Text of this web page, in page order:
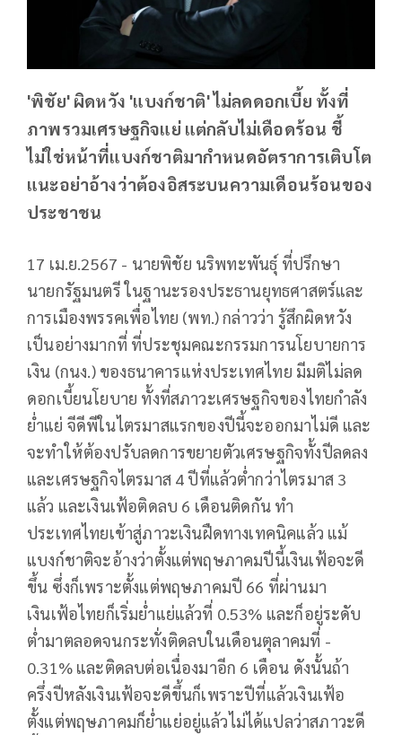
'พิชัย' ผิดหวัง 'แบงก์ชาติ' ไม่ลดดอกเบี้ย ทั้งที่
ภาพรวมเศรษฐกิจแย่ แต่กลับไม่เดือดร้อน ชี้
ไม่ใช่หน้าที่แบงก์ชาติมากำหนดอัตราการเติบโต
แนะอย่าอ้างว่าต้องอิสระบนความเดือนร้อนของ
ประชาชน
17 เม.ย.2567 - นายพิชัย นริพทะพันธุ์ ที่ปรึกษา
นายกรัฐมนตรี ในฐานะรองประธานยุทธศาสตร์และ
การเมืองพรรคเพื่อไทย (พท.) กล่าวว่า รู้สึกผิดหวัง
เป็นอย่างมากที่ ที่ประชุมคณะกรรมการนโยบายการ
เงิน (กนง.) ของธนาคารแห่งประเทศไทย มีมติไม่ลด
ดอกเบี้ยนโยบาย ทั้งที่สภาวะเศรษฐกิจของไทยกำลัง
ย่ำแย่ จีดีพีในไตรมาสแรกของปีนี้จะออกมาไม่ดี และ
จะทำให้ต้องปรับลดการขยายตัวเศรษฐกิจทั้งปีลดลง
และเศรษฐกิจไตรมาส 4 ปีที่แล้วต่ำกว่าไตรมาส 3
แล้ว และเงินเฟ้อติดลบ 6 เดือนติดกัน ทำ
ประเทศไทยเข้าสู่ภาวะเงินฝืดทางเทคนิคแล้ว แม้
แบงก์ชาติจะอ้างว่าตั้งแต่พฤษภาคมปีนี้เงินเฟ้อจะดี
ขึ้น ซึ่งก็เพราะตั้งแต่พฤษภาคมปี 66 ที่ผ่านมา
เงินเฟ้อไทยก็เริ่มย่ำแย่แล้วที่ 0.53% และก็อยู่ระดับ
ต่ำมาตลอดจนกระทั่งติดลบในเดือนตุลาคมที่ -
0.31% และติดลบต่อเนื่องมาอีก 6 เดือน ดังนั้นถ้า
ครึ่งปีหลังเงินเฟ้อจะดีขึ้นก็เพราะปีที่แล้วเงินเฟ้อ
ตั้งแต่พฤษภาคมก็ย่ำแย่อยู่แล้วไม่ได้แปลว่าสภาวะดี